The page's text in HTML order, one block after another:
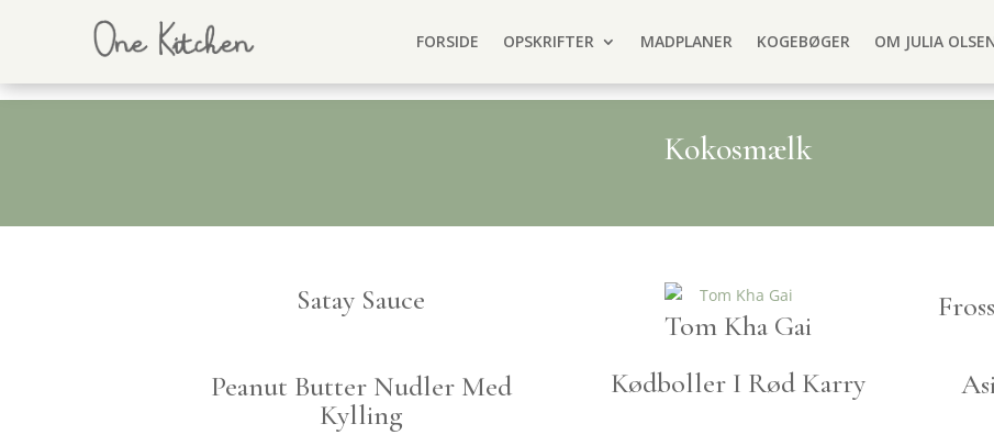
FORSIDE OPSKRIFTER MADPLANER KOGEBØGER OM JULIA
Kokosmælk
Satay Sauce
Tom Kha Gai
Peanut Butter Nudler Med
Kylling
Kødboller I Rød Karry